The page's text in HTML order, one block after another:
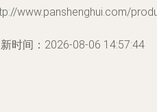
www.panshenghui.com/
时间：2026-08-06 14:57:44